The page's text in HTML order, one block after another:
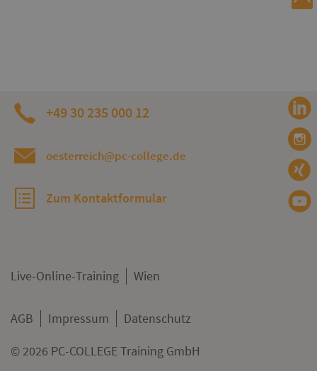
+49 30 235 000 12
oesterreich@pc-college.de
Zum Kontaktformular
Live-Online-Training Wien
AGB Impressum
Datenschutz
© 2026 PC-COLLEGE Training GmbH